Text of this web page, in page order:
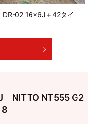
DR-02 16×6J＋42タイ
NITTO NT555 G2